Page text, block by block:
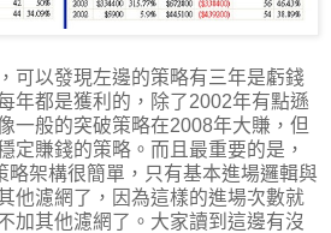
可以發現左邊的策略有三年是虧錢
年都是獲利的，除了2002年有點遜
一般的突破策略在2008年大賺，但
定賺錢的策略。而且最重要的是，
略架構很簡單，只有基本進場邏輯與
他濾網了，因為這樣的進場次數就
加其他濾網了。大家讀到這邊有沒